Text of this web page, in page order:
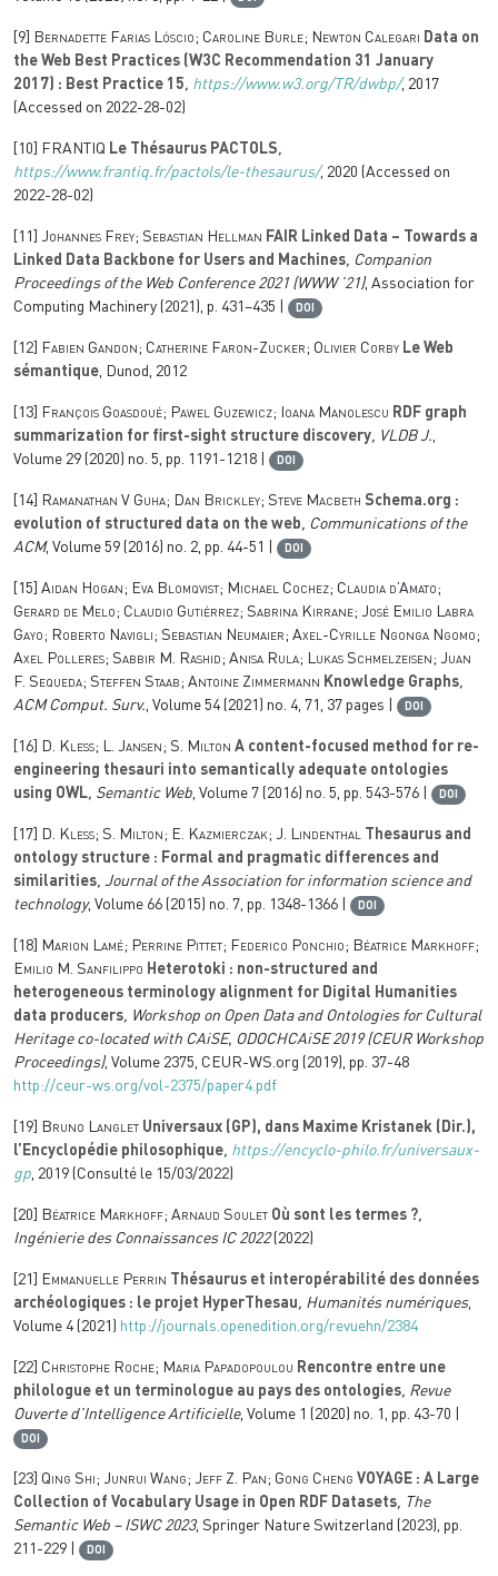
[9] Bernadette Farias Lóscio; Caroline Burle; Newton Calegari Data on
the Web Best Practices (W3C Recommendation 31 January
2017) : Best Practice 15, https://www.w3.org/TR/dwbp/, 2017
(Accessed on 2022-28-02)
[10] FRANTIQ Le Thésaurus PACTOLS,
https://www.frantiq.fr/pactols/le-thesaurus/, 2020 (Accessed on
2022-28-02)
[11] Johannes Frey; Sebastian Hellman FAIR Linked Data – Towards a
Linked Data Backbone for Users and Machines, Companion
Proceedings of the Web Conference 2021 (WWW ’21), Association for
Computing Machinery (2021), p. 431–435 |
DOI
[12] Fabien Gandon; Catherine Faron-Zucker; Olivier Corby Le Web
sémantique, Dunod, 2012
[13] François Goasdoué; Pawel Guzewicz; Ioana Manolescu RDF graph
summarization for first-sight structure discovery, VLDB J.,
Volume 29 (2020) no. 5, pp. 1191-1218 | DOI
[14] Ramanathan V Guha; Dan Brickley; Steve Macbeth Schema.org :
evolution of structured data on the web, Communications of the
ACM, Volume 59 (2016) no. 2, pp. 44-51 | DOI
[15] Aidan Hogan; Eva Blomqvist; Michael Cochez; Claudia d’Amato;
Gerard de Melo; Claudio Gutiérrez; Sabrina Kirrane; José Emilio Labra
Gayo; Roberto Navigli; Sebastian Neumaier; Axel-Cyrille Ngonga Ngomo;
Axel Polleres; Sabbir M. Rashid; Anisa Rula; Lukas Schmelzeisen; Juan
F. Sequeda; Steffen Staab; Antoine Zimmermann Knowledge Graphs,
ACM Comput. Surv., Volume 54(2021) no. 4, 71, 37 pages | DOI
[16] D. Kless; L. Jansen; S. Milton A content-focused method for re-
engineering thesauri into semantically adequate ontologies
using OWL, Semantic Web, Volume 7 (2016) no. 5, pp. 543-576 | DOI
[17] D. Kless; S. Milton; E. Kazmierczak; J. Lindenthal Thesaurus and
ontology structure : Formal and pragmatic differences and
similarities, Journal of the Association for information science and
technology, Volume 66 (2015) no. 7, pp. 1348-1366 | DOI
[18]
Marion Lamé; Perrine Pittet; Federico Ponchio; Béatrice Markhoff;
Emilio M. Sanfilippo Heterotoki : non-structured and
heterogeneous terminology alignment for Digital Humanities
data producers, Workshop on Open Data and Ontologies for Cultural
Heritage co-located with CAiSE, ODOCHCAiSE 2019(CEUR Workshop
Proceedings), Volume 2375, CEUR-WS.org (2019), pp. 37-48
http://ceur-ws.org/vol-2375/paper4.pdf
[19] Bruno Langlet Universaux (GP), dans Maxime Kristanek (Dir.),
l’Encyclopédie philosophique, https://encyclo-philo.fr/universaux-
gp, 2019 (Consulté le 15/03/2022)
[20] Béatrice Markhoff; Arnaud Soulet Où sont les termes ?,
Ingénierie des Connaissances IC 2022(2022)
[21] Emmanuelle Perrin Thésaurus et interopérabilité des données
archéologiques : le projet HyperThesau, Humanités numériques,
Volume 4(2021) http://journals.openedition.org/revuehn/2384
[22] Christophe Roche; Maria Papadopoulou Rencontre entre une
philologue et un terminologue au pays des ontologies, Revue
Ouverte d’Intelligence Artificielle, Volume 1 (2020) no. 1, pp. 43-70 |
DOI
[23] Qing Shi; Junrui Wang; Jeff Z. Pan; Gong Cheng VOYAGE : A Large
Collection of Vocabulary Usage in Open RDF Datasets, The
Semantic Web – ISWC 2023, Springer Nature Switzerland (2023), pp.
211-229 |
DOI